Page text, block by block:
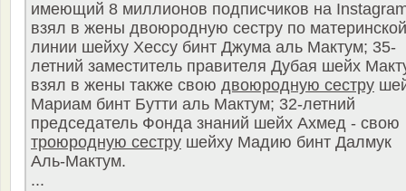
имеющий 8 миллионов подписчиков на
взял в жены двоюродную сестру по материнской
линии шейху Хессу бинт Джума аль Мактум; 35-
летний заместитель правителя Дубая шейх
взял в жены также свою двоюродную сестру
Мариам бинт Бутти аль Мактум; 32-летний
председатель Фонда знаний шейх Ахмед - свою
троюродную сестру шейху Мадию бинт Далмук
Аль-Мактум.
...